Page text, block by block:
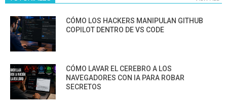
CÓMO LOS HACKERS MANIPULAN GITHUB
COPILOT DENTRO DE VS CODE
CÓMO LAVAR EL CEREBRO A LOS
NAVEGADORES CON IA PARA ROBAR
SECRETOS